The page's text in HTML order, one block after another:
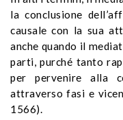
la conclusione
causale con la sua
anche quando il
parti, purché tanto
per pervenire alla
attraverso fasi e
1566).